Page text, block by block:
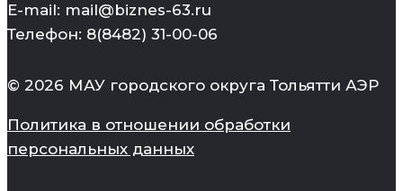
E-mail: mail@biznes-63.ru
Телефон: 8(8482) 31-00-06
© 2026 МАУ городского округа Тольятти АЭР
Политика в отношении обработки
персональных данных